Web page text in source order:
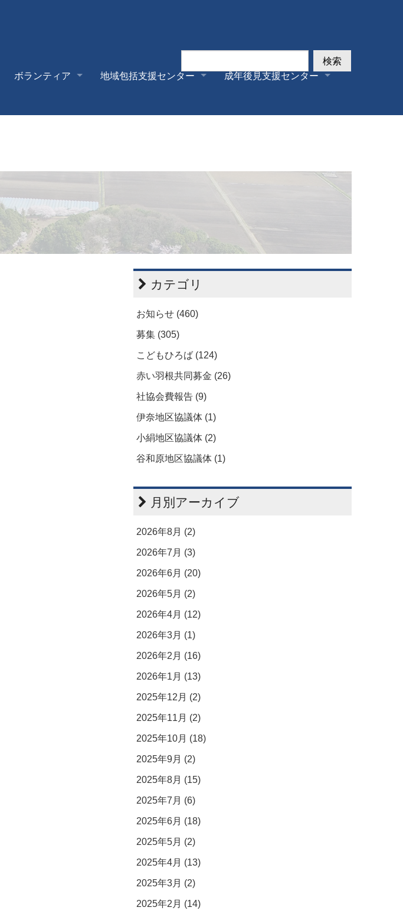
ボランティア 地域包括支援センター
成年後見支援センター
検索
）
カテゴリ
お知らせ (460)
募集 (305)
こどもひろば (124)
赤い羽根共同募金 (26)
社協会費報告 (9)
伊奈地区協議体 (1)
小絹地区協議体 (2)
谷和原地区協議体 (1)
月別アーカイブ
2026年8月 (2)
2026年7月 (3)
2026年6月 (20)
2026年5月 (2)
2026年4月 (12)
2026年3月 (1)
2026年2月 (16)
2026年1月 (13)
2025年12月 (2)
2025年11月 (2)
2025年10月 (18)
2025年9月 (2)
2025年8月 (15)
2025年7月 (6)
2025年6月 (18)
2025年5月 (2)
2025年4月 (13)
2025年3月 (2)
2025年2月 (14)